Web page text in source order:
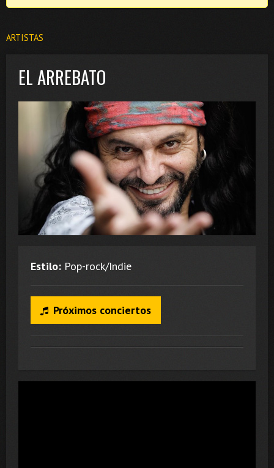
ARTISTAS
EL ARREBATO
Estilo: Pop-rock/Indie
Próximos conciertos